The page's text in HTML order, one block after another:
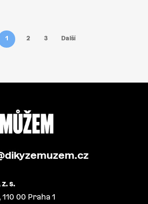
1 2 3 Další
s.
00 Praha 1